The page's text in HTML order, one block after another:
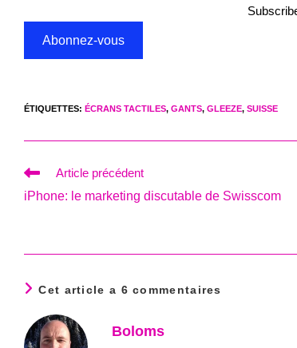
Abonnez-vous
ÉTIQUETTES: ÉCRANS TACTILES, GANTS, GLEEZE, SUISSE
Read
articles
Article précédent
iPhone: le marketing discutable de Swisscom
Cet article a 6 commentaires
Boloms